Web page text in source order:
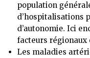
population
d’hospitalisations
d’autonomie. Ici
facteurs régionaux
Les maladies